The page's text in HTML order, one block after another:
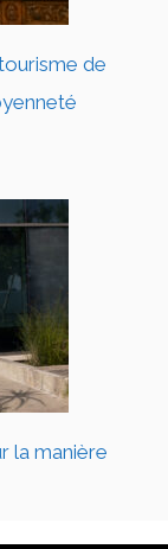
de
la manière